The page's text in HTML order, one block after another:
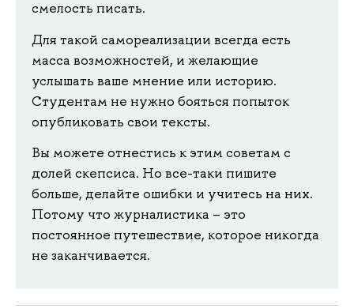
смелость писать.
Для такой самореализации всегда есть
масса возможностей, и желающие
услышать ваше мнение или историю.
Студентам не нужно бояться попыток
опубликовать свои тексты.
Вы можете отнестись к этим советам с
долей скепсиса. Но все-таки пишите
больше, делайте ошибки и учитесь на них.
Потому что журналистика – это
постоянное путешествие, которое никогда
не заканчивается.